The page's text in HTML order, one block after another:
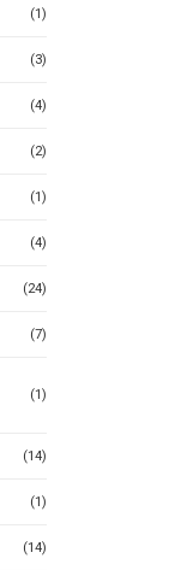
(1)
(3)
(4)
(2)
(1)
(4)
(24)
(7)
(1)
(14)
(1)
(14)